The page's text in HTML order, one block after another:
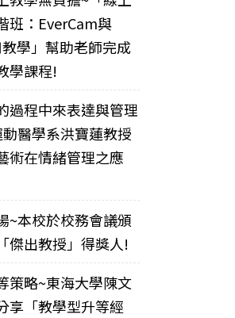
班：EverCam與
學」幫助老師完成
學課程!
過程中來表達與管理
醫學系洪寶蓮教授
術在情緒管理之應
~本校於校務會議頒
傑出教授」得獎人!
策略~東海大學陳文
享「教學型升等經